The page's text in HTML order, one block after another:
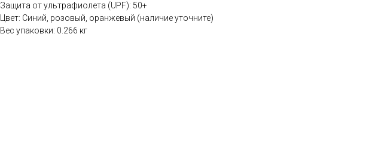
Защита от ультрафиолета (UPF): 50+
Цвет: Синий, розовый, оранжевый (наличие уточните)
Вес упаковки: 0.266 кг